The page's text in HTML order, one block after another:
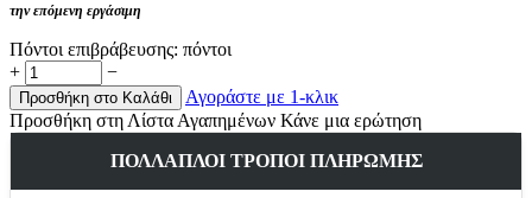
την επόμενη εργάσιμη
Πόντοι επιβράβευσης: πόντοι
+
−
Προσθήκη στο Καλάθι
Αγοράστε με 1-κλικ
Προσθήκη στη Λίστα Αγαπημένων Κάνε μια ερώτηση
ΠΟΛΛΑΠΛΟΊ ΤΡΌΠΟΙ ΠΛΗΡΩΜΉΣ